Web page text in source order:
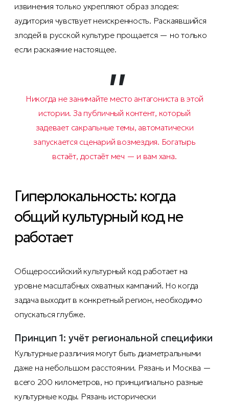
извинения только укрепляют образ злодея:
аудитория чувствует неискренность. Раскаявшийся
злодей в русской культуре прощается — но только
если раскаяние настоящее.
Никогда не занимайте место антагониста в этой
истории. За публичный контент, который
задевает сакральные темы, автоматически
запускается сценарий возмездия. Богатырь
встаёт, достаёт меч — и вам хана.
Гиперлокальность: когда
общий культурный код не
работает
Общероссийский культурный код работает на
уровне масштабных охватных кампаний. Но когда
задача выходит в конкретный регион, необходимо
опускаться глубже.
Принцип 1: учёт региональной специфики
Культурные различия могут быть диаметральными
даже на небольшом расстоянии. Рязань и Москва —
всего 200 километров, но принципиально разные
культурные коды. Рязань исторически